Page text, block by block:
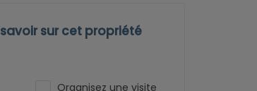
sur cet propriété
Organisez une visite